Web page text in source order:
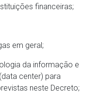
financeiras;
em geral;
da informação e
center) para
neste Decreto;